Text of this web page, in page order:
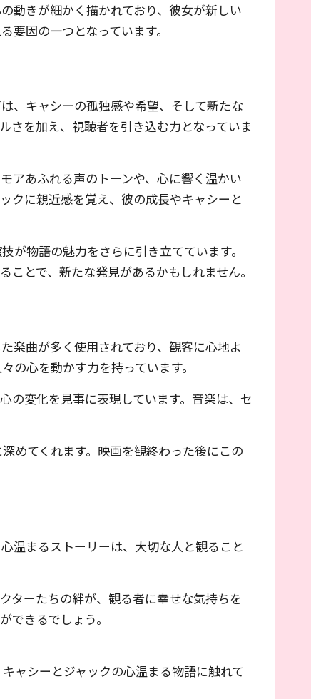
動きが細かく描かれており、彼女が新しい
因の一つとなっています。
、キャシーの孤独感や希望、そして新たな
さを加え、視聴者を引き込む力となっていま
アあふれる声のトーンや、心に響く温かい
クに親近感を覚え、彼の成長やキャシーと
が物語の魅力をさらに引き立てています。
とで、新たな発見があるかもしれません。
楽曲が多く使用されており、観客に心地よ
の心を動かす力を持っています。
の変化を見事に表現しています。音楽は、セ
めてくれます。映画を観終わった後にこの
温まるストーリーは、大切な人と観ること
ターたちの絆が、観る者に幸せな気持ちを
できるでしょう。
ャシーとジャックの心温まる物語に触れて